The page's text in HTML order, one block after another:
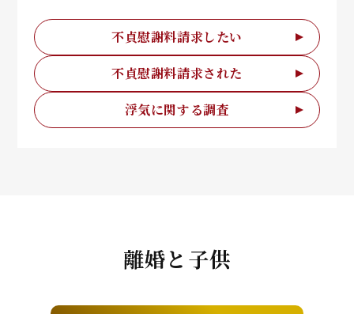
不貞慰謝料請求したい
不貞慰謝料請求された
浮気に関する調査
離婚と子供